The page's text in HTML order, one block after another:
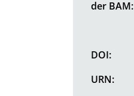
der BAM:
DOI:
URN: